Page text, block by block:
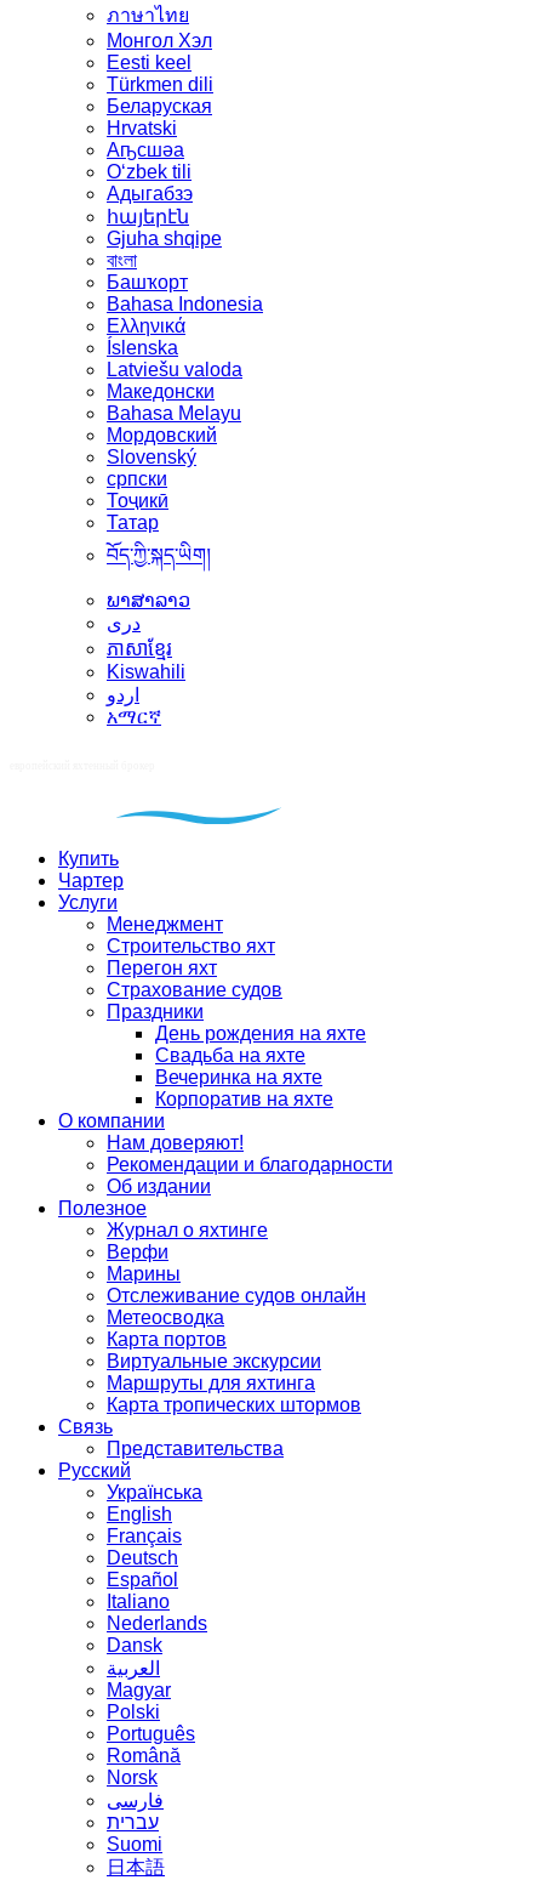
ภาษาไทย
Монгол Хэл
Eesti keel
Türkmen dili
Беларуская
Hrvatski
Аҧсшәа
Oʻzbek tili
Адыгабзэ
հայերէն
Gjuha shqipe
বাংলা
Башҡорт
Bahasa Indonesia
Ελληνικά
Íslenska
Latviešu valoda
Македонски
Bahasa Melayu
Мордовский
Slovenský
српски
Тоҷикӣ
Татар
བོད་ཀྱི་སྐད་ཡིག།
ພາສາລາວ
دری
ភាសាខ្មែរ
Kiswahili
اردو
አማርኛ
Купить
Чартер
Услуги
Менеджмент
Строительство яхт
Перегон яхт
Страхование судов
Праздники
День рождения на яхте
Свадьба на яхте
Вечеринка на яхте
Корпоратив на яхте
О компании
Нам доверяют!
Рекомендации и благодарности
Об издании
Полезное
Журнал о яхтинге
Верфи
Марины
Отслеживание судов онлайн
Метеосводка
Карта портов
Виртуальные экскурсии
Маршруты для яхтинга
Карта тропических штормов
Связь
Представительства
Русский
Українська
English
Français
Deutsch
Español
Italiano
Nederlands
Dansk
العربية
Magyar
Polski
Português
Română
Norsk
فارسی
עברית
Suomi
日本語